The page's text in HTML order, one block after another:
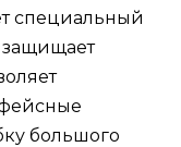
специальный
большого